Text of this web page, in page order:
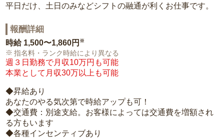
平日だけ、土日のみなどシフトの融通が利くお仕事です。
報酬詳細
時給 1,500〜1,860円 ※
指名料・ランク時給により異なる
週３日勤務で月収10万円も可能
本業として月収30万以上も可能
◆昇給あり
あなたのやる気次第で時給アップも可！
◆交通費：別途支給。お客様によっては交通費を増額され
る方もいます
◆各種インセンティブあり